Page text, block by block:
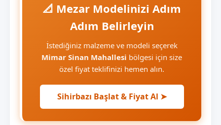
📐 Mezar Modelinizi Adım
Adım Belirleyin
İstediğiniz malzeme ve modeli seçerek
Mimar Sinan Mahallesi bölgesi için size
özel fiyat teklifinizi hemen alın.
Sihirbazı Başlat & Fiyat Al ➤